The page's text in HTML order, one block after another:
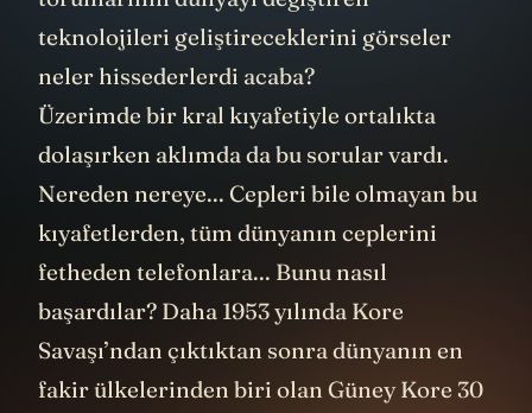
teknolojileri geliştireceklerini görseler
neler hissederlerdi acaba?
Üzerimde bir kral kıyafetiyle ortalıkta
dolaşırken aklımda da bu sorular vardı.
Nereden nereye... Cepleri bile olmayan bu
kıyafetlerden, tüm dünyanın ceplerini
fetheden telefonlara... Bunu nasıl
başardılar? Daha 1953 yılında Kore
Savaşı’ndan çıktıktan sonra dünyanın en
fakir ülkelerinden biri olan Güney Kore 30